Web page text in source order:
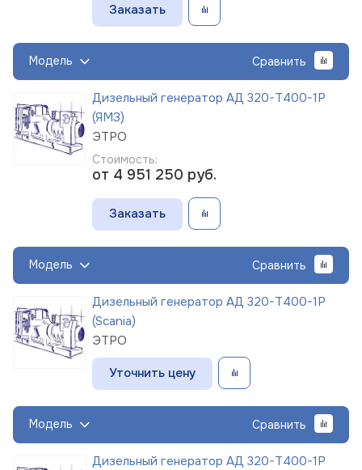
Заказать
Модель Сравнить
Дизельный генератор АД 320-Т400-1Р
(ЯМЗ)
ЭТРО
Стоимость:
от 4 951 250 руб.
Заказать
Модель Сравнить
Дизельный генератор АД 320-Т400-1Р
(Scania)
ЭТРО
Уточнить цену
Модель Сравнить
Дизельный генератор АД 320-Т400-1Р